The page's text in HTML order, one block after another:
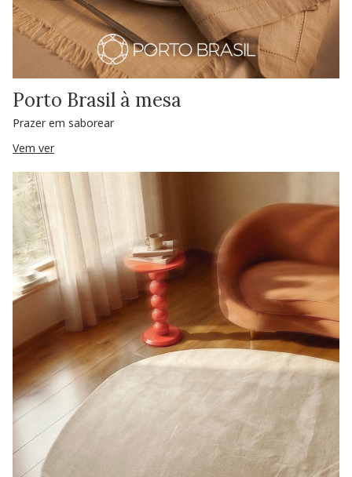
Porto Brasil à mesa
Prazer em saborear
Vem ver